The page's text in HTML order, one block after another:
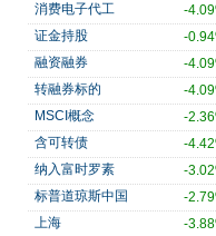
消费电子代工
-
证金持股
-
融资融券
-
转融券标的
-
MSCI概念
-
含可转债
-
纳入富时罗素
-
标普道琼斯中国
-
上海
-